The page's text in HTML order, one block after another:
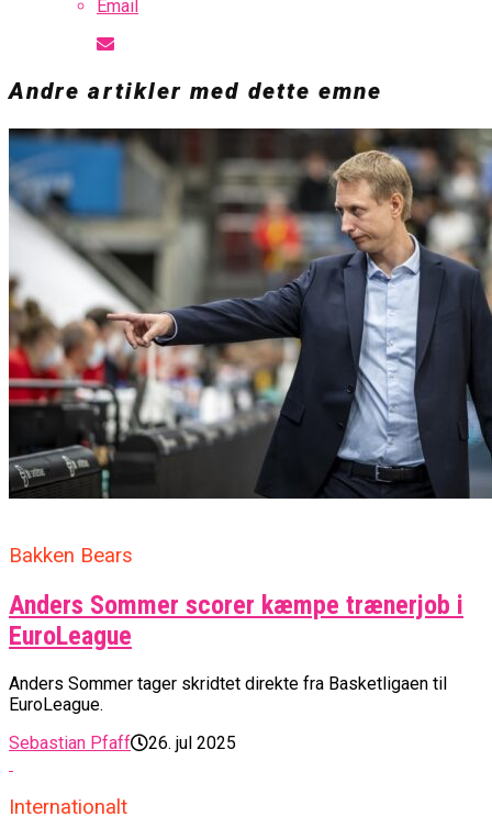
Email
Andre artikler med dette emne
Bakken Bears
Anders Sommer scorer kæmpe trænerjob i
EuroLeague
Anders Sommer tager skridtet direkte fra Basketligaen til
EuroLeague.
Sebastian Pfaff
26. jul 2025
Internationalt